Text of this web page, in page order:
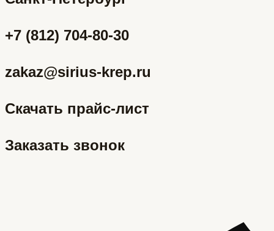
+7 (812) 704-80-30
zakaz@sirius-krep.ru
Скачать прайс-лист
Заказать звонок